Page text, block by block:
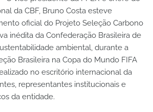
da CBF, Bruno Costa esteve
oficial do Projeto Seleção Carbono
inédita da Confederação Brasileira de
ambiental, durante a
Brasileira na Copa do Mundo FIFA
no escritório internacional da
representantes institucionais e
da entidade.